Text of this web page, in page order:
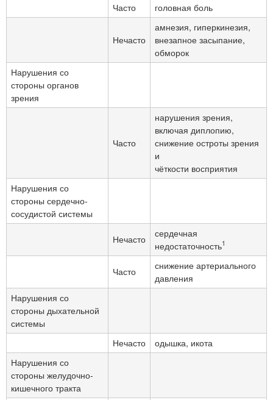
Часто
головная боль
Нечасто
амнезия, гиперкинезия,
внезапное засыпание,
обморок
Нарушения со
стороны органов
зрения
Часто
нарушения зрения,
включая диплопию,
снижение остроты зрения
и
чёткости восприятия
Нарушения со
стороны сердечно-
сосудистой системы
Нечасто
сердечная
недостаточность1
Часто
снижение артериального
давления
Нарушения со
стороны дыхательной
системы
Нечасто
одышка, икота
Нарушения со
стороны желудочно-
кишечного тракта